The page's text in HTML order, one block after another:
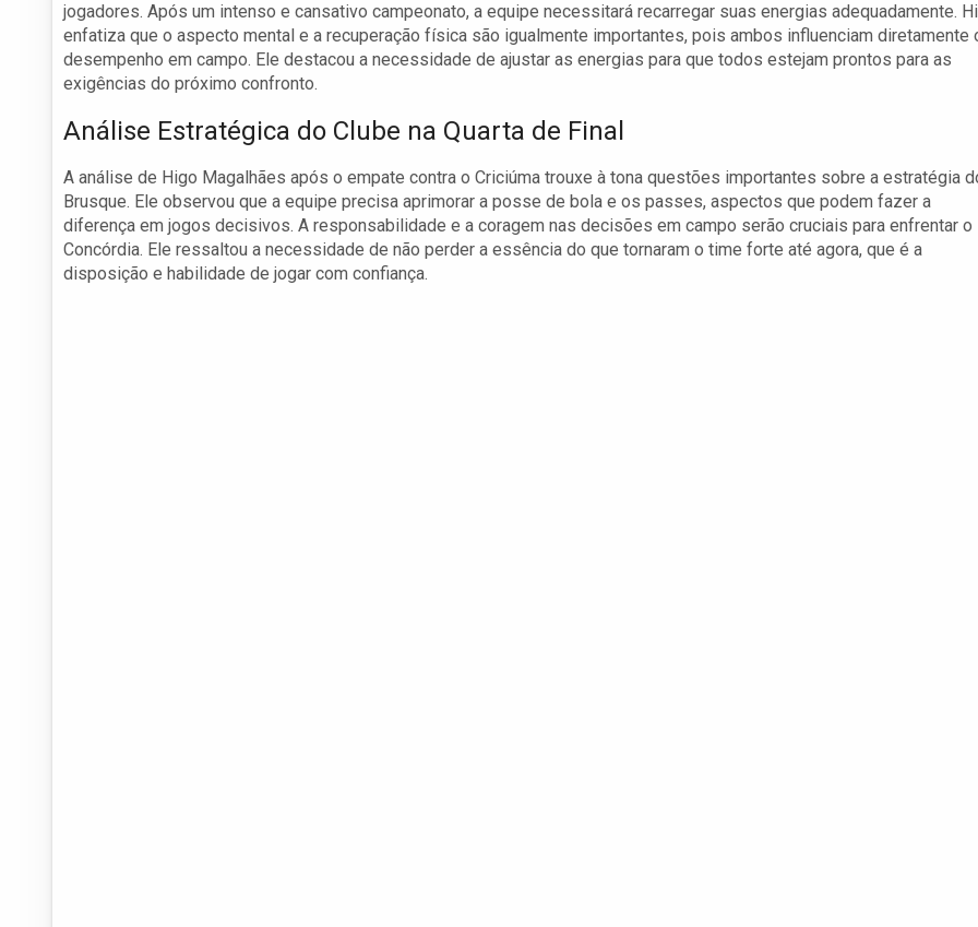
jogadores. Após um intenso e cansativo campeonato, a equipe necessitará recarregar suas energias adequadamente.
enfatiza que o aspecto mental e a recuperação física são igualmente importantes, pois ambos influenciam diretamente
desempenho em campo. Ele destacou a necessidade de ajustar as energias para que todos estejam prontos para as
exigências do próximo confronto.
Análise Estratégica do Clube na Quarta de Final
A análise de Higo Magalhães após o empate contra o Criciúma trouxe à tona questões importantes sobre a estratégia
Brusque. Ele observou que a equipe precisa aprimorar a posse de bola e os passes, aspectos que podem fazer a
diferença em jogos decisivos. A responsabilidade e a coragem nas decisões em campo serão cruciais para enfrentar o
Concórdia. Ele ressaltou a necessidade de não perder a essência do que tornaram o time forte até agora, que é a
disposição e habilidade de jogar com confiança.